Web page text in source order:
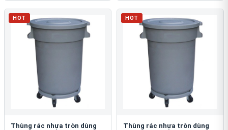
HOT
Thùng rác nhựa tròn dùng
HOT
Thùng rác nhựa tròn dùng